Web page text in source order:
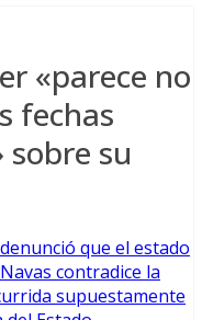
«parece no
fechas
su